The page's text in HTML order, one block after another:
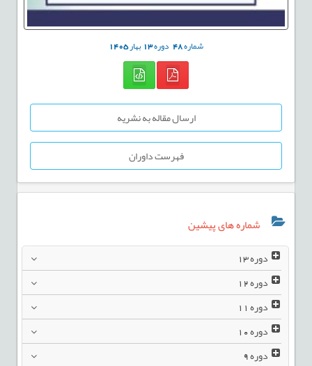
شماره48 دوره13بهار1405
ارسال مقاله به نشریه
فهرست داوران
شماره های پیشین
دوره13
دوره12
دوره11
دوره10
دوره9